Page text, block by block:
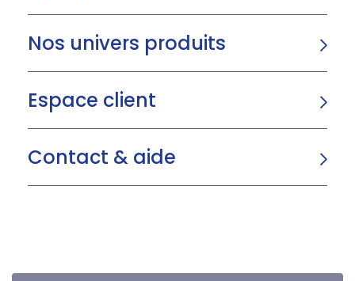
Nos univers produits
Espace client
Contact & aide